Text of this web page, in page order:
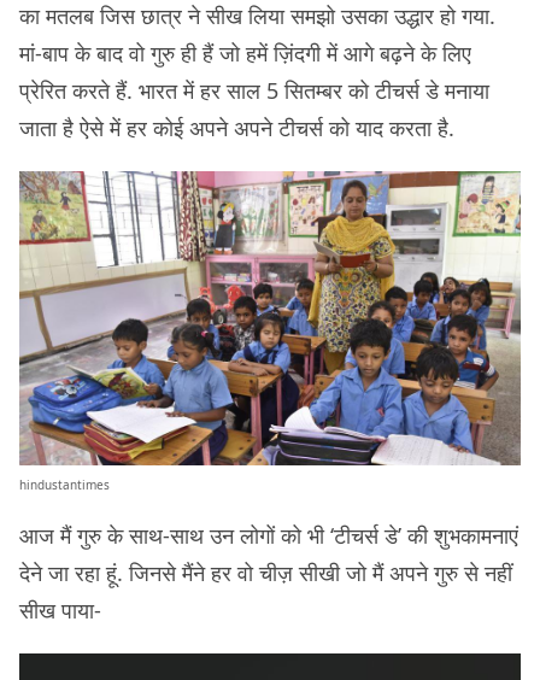
का मतलब जिस छात्र ने सीख लिया समझो उसका उद्धार हो गया.
मां-बाप के बाद वो गुरु ही हैं जो हमें ज़िंदगी में आगे बढ़ने के लिए
प्रेरित करते हैं. भारत में हर साल 5 सितम्बर को टीचर्स डे मनाया
जाता है ऐसे में हर कोई अपने अपने टीचर्स को याद करता है.
hindustantimes
आज मैं गुरु के साथ-साथ उन लोगों को भी ‘टीचर्स डे’ की शुभकामनाएं
देने जा रहा हूं. जिनसे मैंने हर वो चीज़ सीखी जो मैं अपने गुरु से नहीं
सीख पाया-